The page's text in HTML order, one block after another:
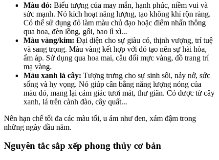
Màu đỏ: Biểu tượng của may mắn, hạnh phúc, niềm vui và
sức mạnh. Nó kích hoạt năng lượng, tạo không khí rộn ràng.
Có thể sử dụng đỏ làm màu chủ đạo hoặc điểm nhấn thông
qua hoa, đèn lồng, gối, bao lì xì...
Màu vàng/kim: Đại diện cho sự giàu có, thịnh vượng, trí tuệ
và sang trọng. Màu vàng kết hợp với đỏ tạo nên sự hài hòa,
ấm áp. Sử dụng qua hoa mai, câu đối mực vàng, đồ trang trí
mạ vàng.
Màu xanh lá cây: Tượng trưng cho sự sinh sôi, nảy nở, sức
sống và hy vọng. Nó giúp cân bằng năng lượng nóng của
màu đỏ, mang lại cảm giác tươi mát, thư giãn. Có được từ cây
xanh, lá trên cành đào, cây quất...
Nên hạn chế tối đa các màu tối, u ám như đen, xám đậm trong
những ngày đầu năm.
Nguyên tắc sắp xếp phong thủy cơ bản